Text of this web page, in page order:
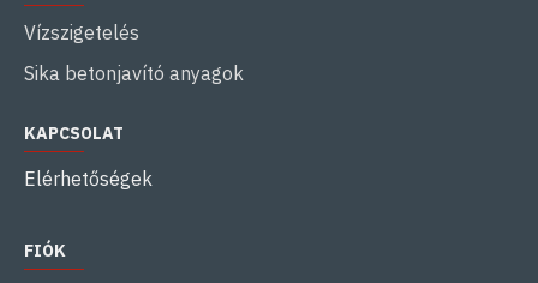
Vízszigetelés
Sika betonjavító anyagok
KAPCSOLAT
Elérhetőségek
FIÓK